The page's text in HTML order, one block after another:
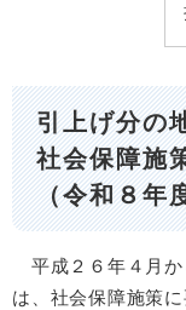
引上げ分の
社会保障施
（令和８年
平成２６年４月か
は、社会保障施策